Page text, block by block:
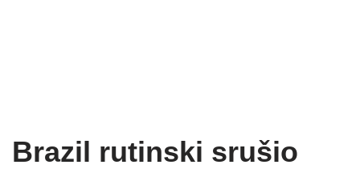
Brazil rutinski srušio